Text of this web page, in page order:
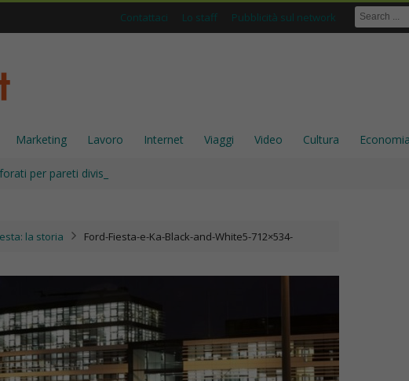
Contattaci Lo staff Pubblicità sul network
Marketing Lavoro Internet Viaggi Video Cultura Economia
per pareti divisorie: perché sono ancora una scelta solida per_
la storia Ford-Fiesta-e-Ka-Black-and-White5-712×534-